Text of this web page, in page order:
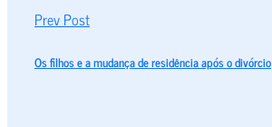
Prev Post
Os filhos e a mudança de residência após o divórcio